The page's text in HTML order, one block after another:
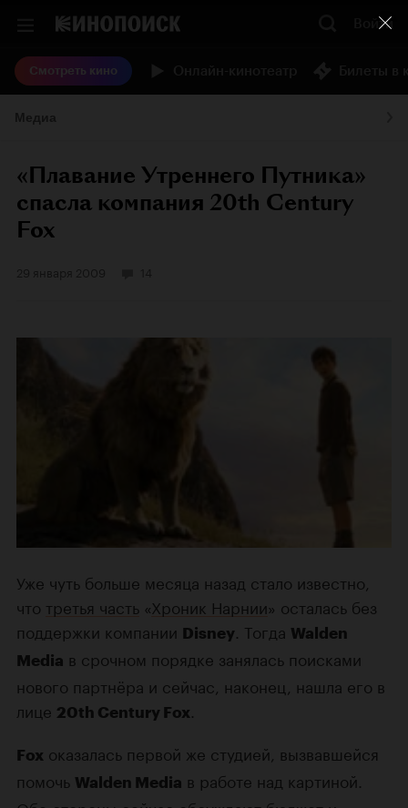
Войти
Смотреть кино
«Плавание Утреннего Путника»
спасла компания 20th Century
Fox
Уже чуть больше месяца назад стало известно,
что третья часть «Хроник Нарнии» осталась без
поддержки компании Disney . Тогда Walden
Media в срочном порядке занялась поисками
нового партнёра и сейчас, наконец, нашла его в
лице 20th Century Fox
Fox оказалась первой же студией, вызвавшейся
помочь Walden Media в работе над картиной.